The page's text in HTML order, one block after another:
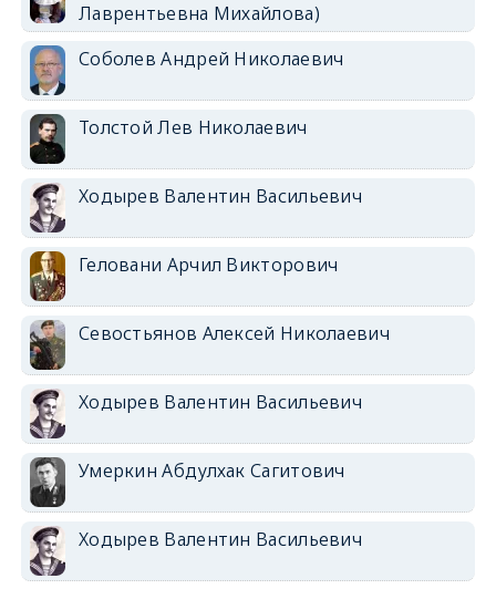
Лаврентьевна Михайлова)
Соболев Андрей Николаевич
Толстой Лев Николаевич
Ходырев Валентин Васильевич
Геловани Арчил Викторович
Севостьянов Алексей Николаевич
Ходырев Валентин Васильевич
Умеркин Абдулхак Сагитович
Ходырев Валентин Васильевич